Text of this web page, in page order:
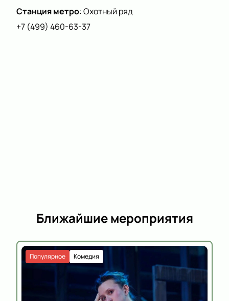
Станция метро:Охотный ряд
+7 (499) 460-63-37
Ближайшие мероприятия
Комедия
Популярное